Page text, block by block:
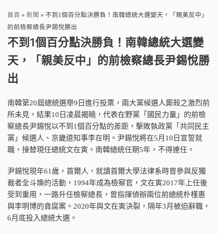
首頁 » 新聞 » 不到1個百分點決勝負！南韓總統大選變天，「親美反中」
的前檢察總長尹錫悅勝出
不到1個百分點決勝負！南韓總統大選變
天，「親美反中」的前檢察總長尹錫悅勝
出
南韓第20屆總統選舉9日進行投票，兩大黨候選人廝殺之激烈前
所未見，結果10日凌晨揭曉，代表在野黨「國民力量」的前檢
察總長尹錫悅以不到1個百分點的差距，擊敗執政黨「共同民主
黨」候選人、京畿道知事李在明。尹錫悅將在5月10日宣誓就
職，接替現任總統文在寅。南韓總統任期5年，不得連任。
尹錫悅現年61歲，首爾人，就讀首爾大學法律系時曾參與反獨
裁者全斗煥的活動，1994年成為檢察官，文在寅2017年上任後
受到重用，一路升任檢察總長，曾指揮偵辦兩位前總統朴槿惠
與李明博的貪腐案。2020年與文在寅決裂，隔年3月被迫辭職，
6月底投入總統大選。